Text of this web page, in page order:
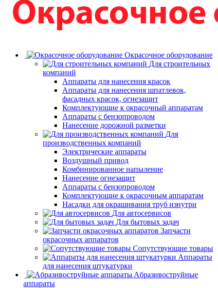
Окрасочное оборудование
Для строительных
компаний
Аппараты для нанесения красок
Аппараты для нанесения шпатлевок,
фасадных красок, огнезащит
Комплектующие к окрасочный аппаратам
Аппараты с бензопроводом
Нанесение дорожной разметки
Для
производственных компаний
Электрические аппараты
Воздушный привод
Комбинированное напыление
Нанесение огнезащит
Аппараты с бензопроводом
Комплектующие к окрасочным аппаратам
Насадки для окрашивания труб изнутри
Для автосервисов
Для бытовых задач
Запчасти
окрасочных аппаратов
Сопутствующие товары
Аппараты
для нанесения штукатурки
Aбразивоструйные
аппараты